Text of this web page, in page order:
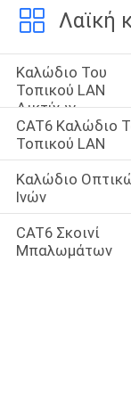
Λαϊκή
Καλώδιο Του
Τοπικού LAN
Δικτύων
CAT6 Καλώδιο
Τοπικού LAN
Καλώδιο
Ινών
CAT6 Σκοινί
Μπαλωμάτων